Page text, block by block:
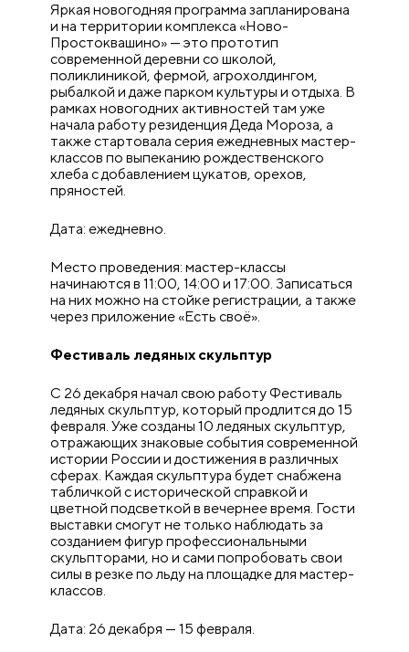
Яркая новогодняя программа запланирована
и на территории комплекса «Ново-
Простоквашино» — это прототип
современной деревни со школой,
поликлиникой, фермой, агрохолдингом,
рыбалкой и даже парком культуры и отдыха. В
рамках новогодних активностей там уже
начала работу резиденция Деда Мороза, а
также стартовала серия ежедневных мастер-
классов по выпеканию рождественского
хлеба с добавлением цукатов, орехов,
пряностей.
Дата: ежедневно.
Место проведения: мастер-классы
начинаются в 11:00, 14:00 и 17:00. Записаться
на них можно на стойке регистрации, а также
через приложение «Есть своё».
Фестиваль ледяных скульптур
С 26 декабря начал свою работу Фестиваль
ледяных скульптур, который продлится до 15
февраля. Уже созданы 10 ледяных скульптур,
отражающих знаковые события современной
истории России и достижения в различных
сферах. Каждая скульптура будет снабжена
табличкой с исторической справкой и
цветной подсветкой в вечернее время. Гости
выставки смогут не только наблюдать за
созданием фигур профессиональными
скульпторами, но и сами попробовать свои
силы в резке по льду на площадке для мастер-
классов.
Дата: 26 декабря — 15 февраля.